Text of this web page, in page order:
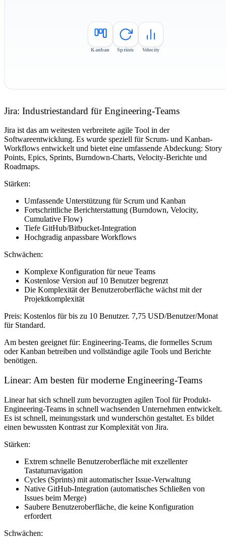
Kanban Sprints Velocity
Jira: Industriestandard für Engineering-Teams
Jira ist das am weitesten verbreitete agile Tool in der
Softwareentwicklung. Es wurde speziell für Scrum- und Kanban-
Workflows entwickelt und bietet eine umfassende Abdeckung: Story
Points, Epics, Sprints, Burndown-Charts, Velocity-Berichte und
Roadmaps.
Stärken:
Umfassende Unterstützung für Scrum und Kanban
Fortschrittliche Berichterstattung (Burndown, Velocity,
Cumulative Flow)
Tiefe GitHub/Bitbucket-Integration
Hochgradig anpassbare Workflows
Schwächen:
Komplexe Konfiguration für neue Teams
Kostenlose Version auf 10 Benutzer begrenzt
Die Komplexität der Benutzeroberfläche wächst mit der
Projektkomplexität
Preis: Kostenlos für bis zu 10 Benutzer. 7,75 USD/Benutzer/Monat
für Standard.
Am besten geeignet für: Engineering-Teams, die formelles Scrum
oder Kanban betreiben und vollständige agile Tools und Berichte
benötigen.
Linear: Am besten für moderne Engineering-Teams
Linear hat sich schnell zum bevorzugten agilen Tool für Produkt-
Engineering-Teams in schnell wachsenden Unternehmen entwickelt.
Es ist schnell, meinungsstark und wunderschön gestaltet. Es bildet
einen bewussten Kontrast zur Komplexität von Jira.
Stärken:
Extrem schnelle Benutzeroberfläche mit exzellenter
Tastaturnavigation
Cycles (Sprints) mit automatischer Issue-Verwaltung
Native GitHub-Integration (automatisches Schließen von
Issues beim Merge)
Saubere Benutzeroberfläche, die keine Konfiguration
erfordert
Schwächen: